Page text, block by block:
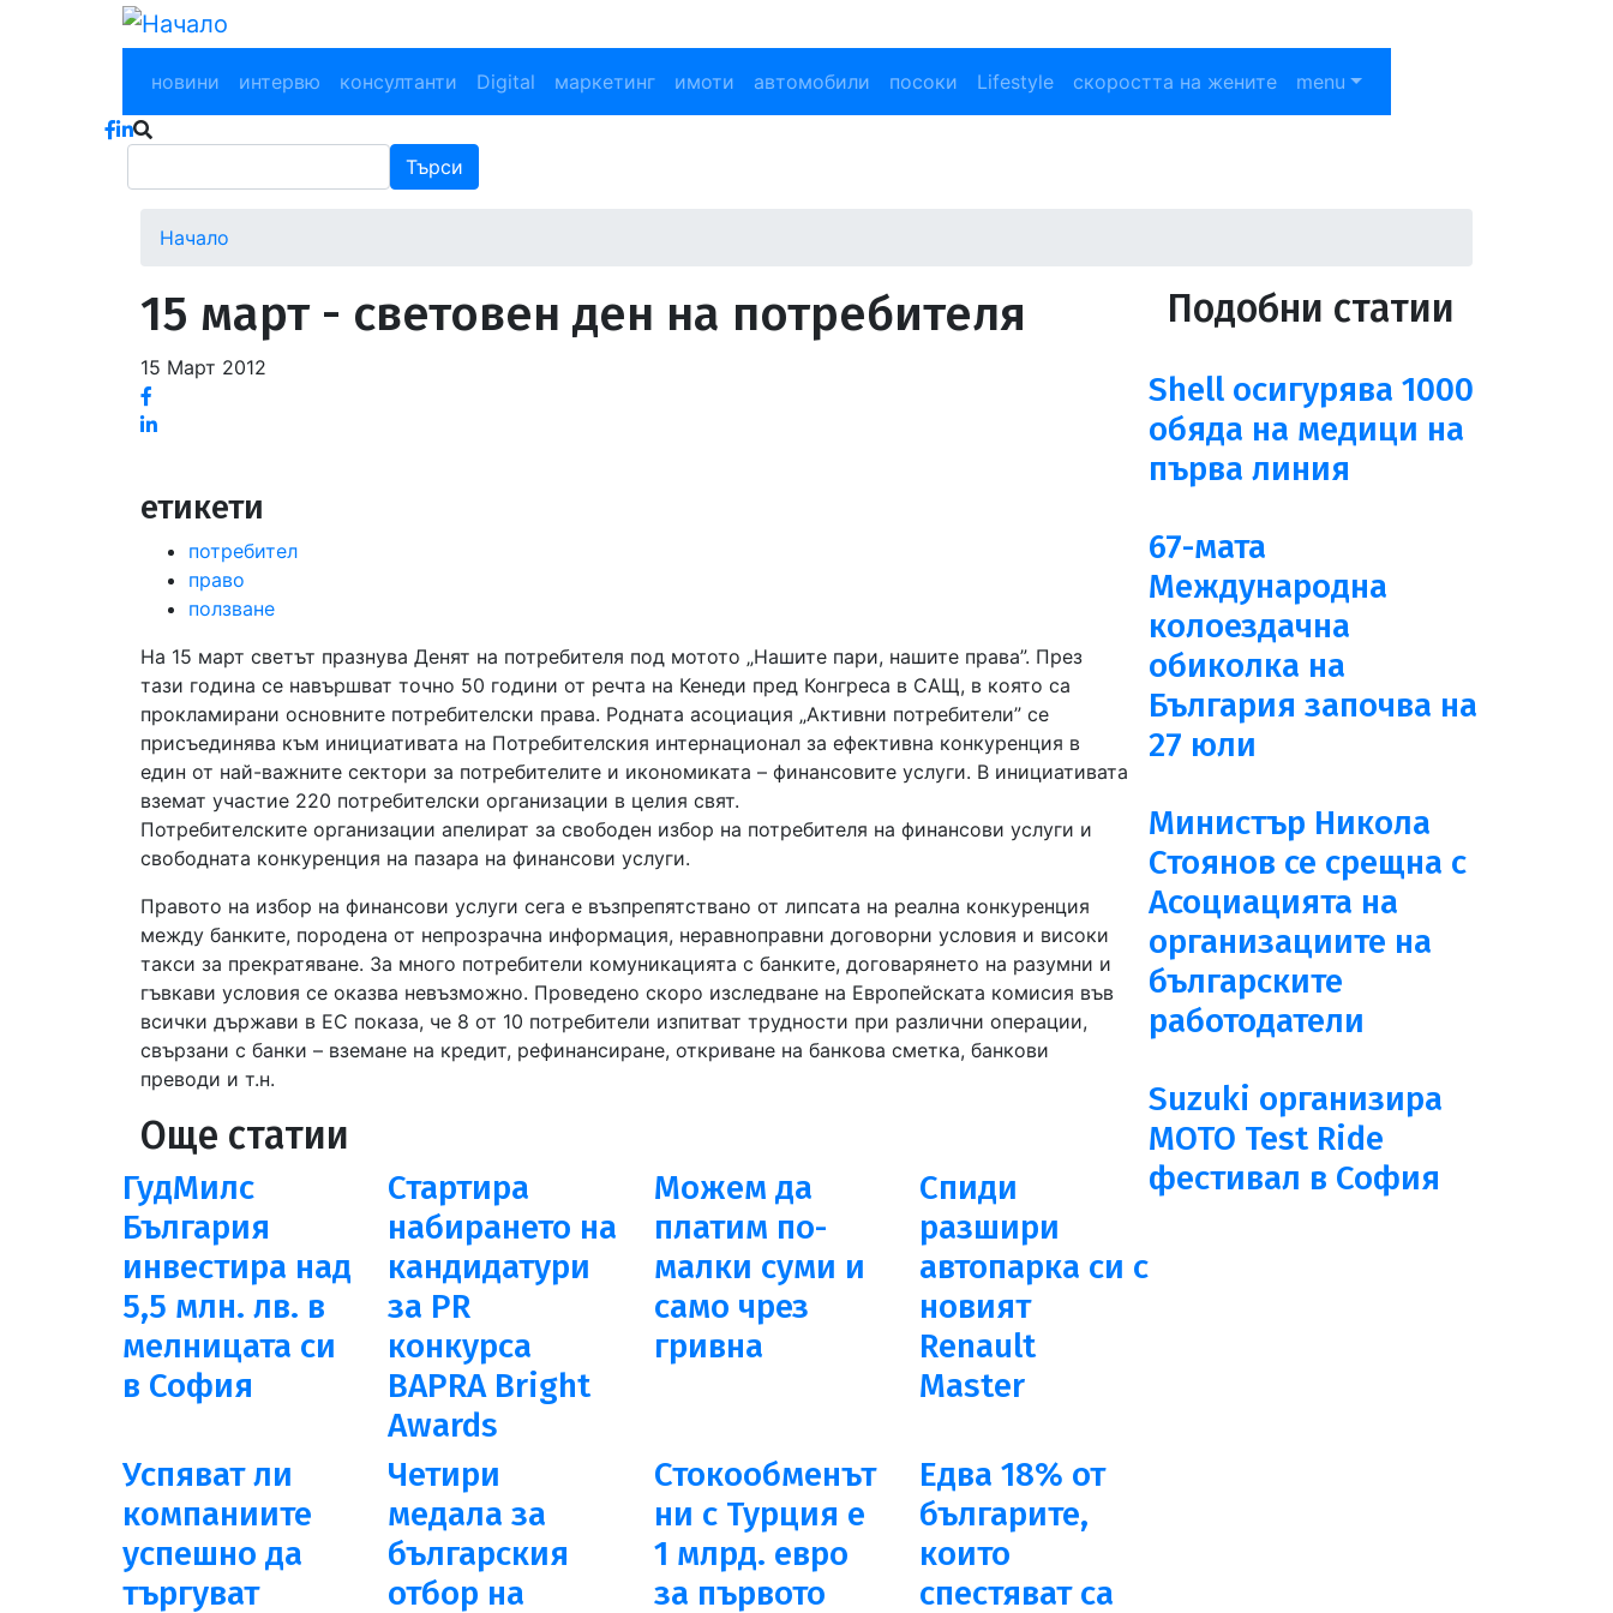
Main navigation
новини интервю консултанти Digital маркетинг имоти автомобили посоки Lifestyle скоростта на жените menu
Търси
Начало
15 март - световен ден на потребителя
15 Март 2012
етикети
потребител
право
ползване
На 15 март светът празнува Денят на потребителя под мотото „Нашите пари, нашите права”. През
тази година се навършват точно 50 години от речта на Кенеди пред Конгреса в САЩ, в която са
прокламирани основните потребителски права. Родната асоциация „Активни потребители” се
присъединява към инициативата на Потребителския интернационал за ефективна конкуренция в
един от най-важните сектори за потребителите и икономиката – финансовите услуги. В инициативата
вземат участие 220 потребителски организации в целия свят.
Потребителските организации апелират за свободен избор на потребителя на финансови услуги и
свободната конкуренция на пазара на финансови услуги.
Правото на избор на финансови услуги сега е възпрепятствано от липсата на реална конкуренция
между банките, породена от непрозрачна информация, неравноправни договорни условия и високи
такси за прекратяване. За много потребители комуникацията с банките, договарянето на разумни и
гъвкави условия се оказва невъзможно. Проведено скоро изследване на Европейската комисия във
всички държави в ЕС показа, че 8 от 10 потребители изпитват трудности при различни операции,
свързани с банки – вземане на кредит, рефинансиране, откриване на банкова сметка, банкови
преводи и т.н.
Още статии
ГудМилс
България
инвестира над
5,5 млн. лв. в
мелницата си
в София
Стартира
набирането на
кандидатури
за PR
конкурса
BAPRA Bright
Awards
Можем да
платим по-
малки суми и
само чрез
гривна
Спиди
разшири
автопарка си с
новият
Renault
Master
Успяват ли
компаниите
успешно да
търгуват
Четири
медала за
българския
отбор на
Стокообменът
ни с Турция e
1 млрд. евро
за първото
Едва 18% от
българите,
които
спестяват са
Подобни статии
Shell осигурява 1000
обяда на медици на
първа линия
67-мата
Международна
колоездачна
обиколка на
България започва на
27 юли
Министър Никола
Стоянов се срещна с
Асоциацията на
организациите на
българските
работодатели
Suzuki организира
MOTO Test Ride
фестивал в София